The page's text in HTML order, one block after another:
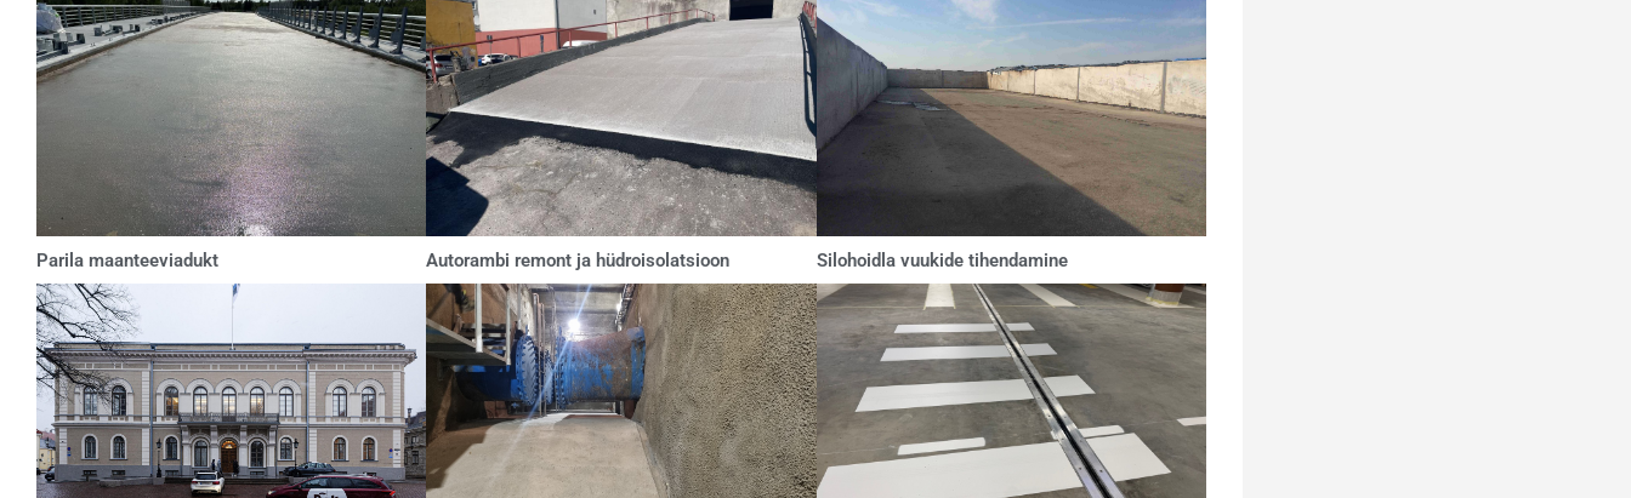
Parila maanteeviadukt Autorambi remont ja hüdroisolatsioon Silohoidla vuukide tihendamine